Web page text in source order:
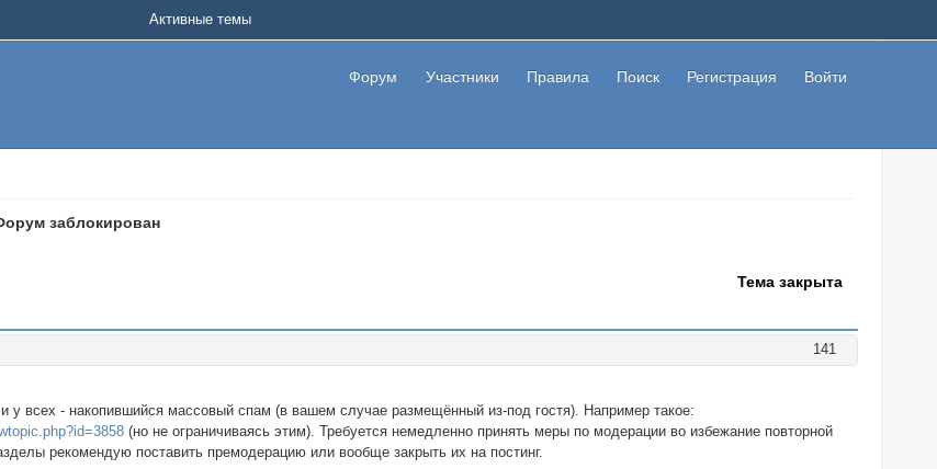
Форум Участники Правила Поиск Регистрация Войти
Активные темы
заблокирован
Тема закрыта
141
и у всех - накопившийся массовый спам (в вашем случае размещённый из-под гостя). Например такое:
(но не ограничиваясь этим). Требуется немедленно принять меры по модерации во избежание повторной
рекомендую поставить премодерацию или вообще закрыть их на постинг.